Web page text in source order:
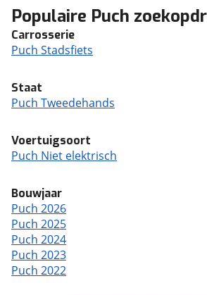
Populaire Puch
Carrosserie
Puch Stadsfiets
Staat
Puch Tweedehands
Voertuigsoort
Puch Niet elektrisch
Bouwjaar
Puch 2026
Puch 2025
Puch 2024
Puch 2023
Puch 2022